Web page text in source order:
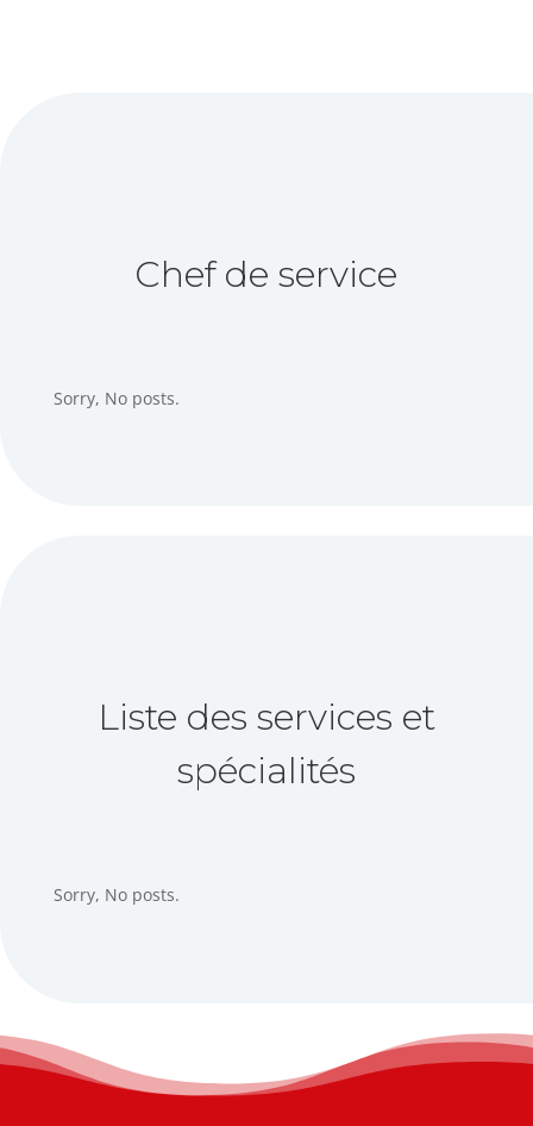
Chef de service
Sorry, No posts.
Liste des services et
spécialités
Sorry, No posts.